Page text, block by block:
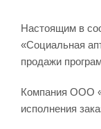
Настоящим в
«Социальная
продажи
Компания ООО
исполнения